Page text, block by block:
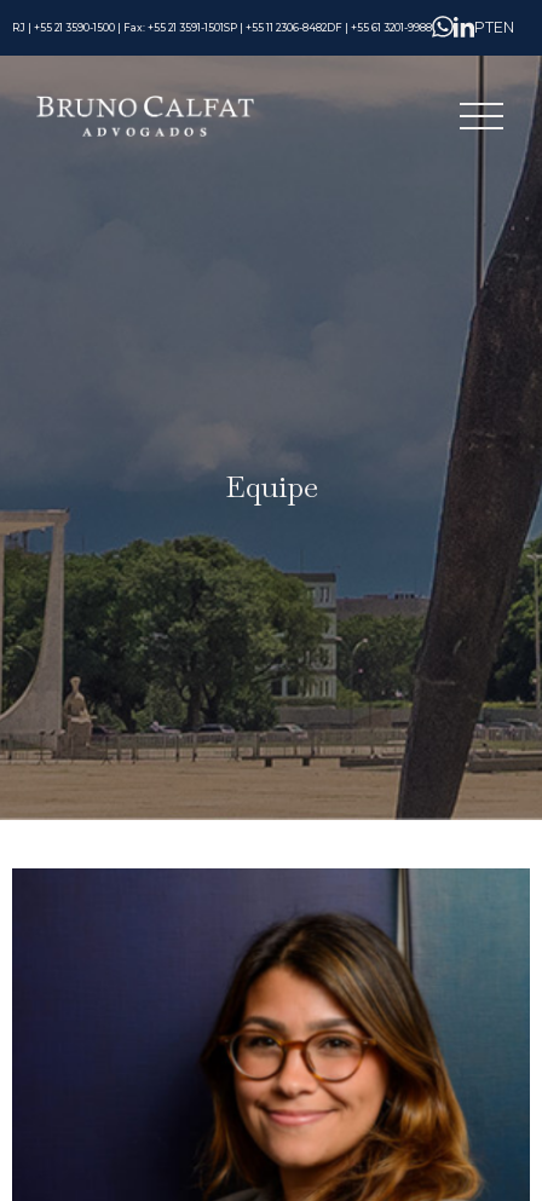
RJ | +55 21 3590-1500 | Fax: +55 21 3591-1501SP | +55 11 2306-8482 DF | +55 61 3201-9988 PTEN
Equipe